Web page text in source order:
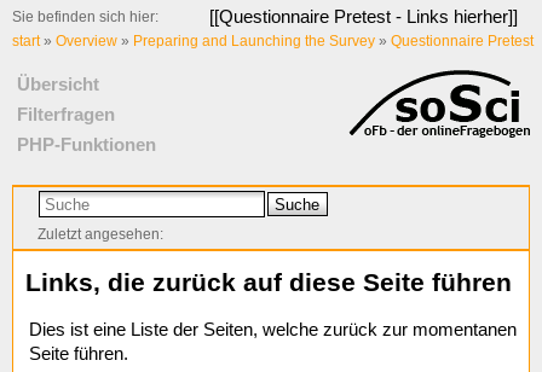
[[Questionnaire Pretest - Links hierher]]
Sie befinden sich hier:
start» Overview » Preparing and Launching the Survey » Questionnaire Pretest
Übersicht
Filterfragen
PHP-Funktionen
Suche
Zuletzt angesehen:
Links, die zurück auf diese Seite führen
Dies ist eine Liste der Seiten, welche zurück zur momentanen
Seite führen.